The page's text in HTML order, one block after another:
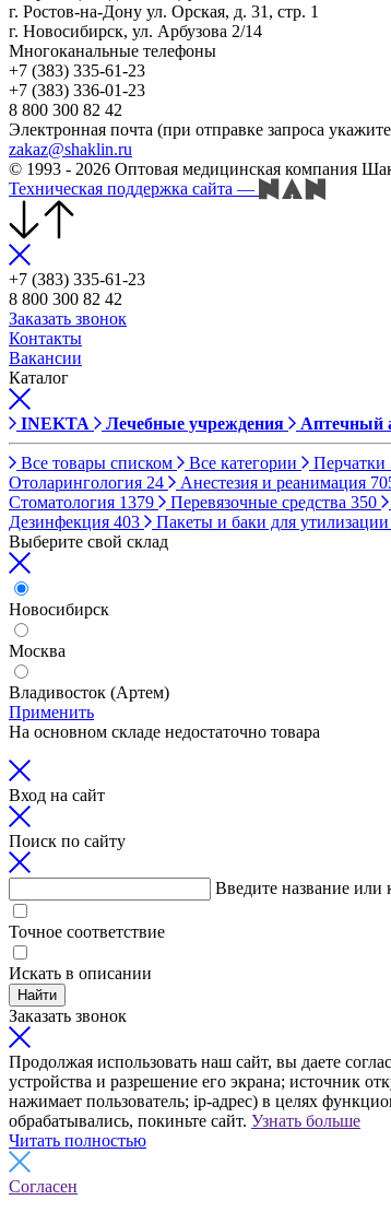
г. Ростов-на-Дону ул. Орская, д. 31, стр. 1
г. Новосибирск, ул. Арбузова 2/14
Многоканальные телефоны
+7 (383) 335-61-23
+7 (383) 336-01-23
8 800 300 82 42
Электронная почта (при отправке запроса
zakaz@shaklin.ru
© 1993 - 2026 Оптовая медицинская компания
Техническая поддержка сайта —
+7 (383) 335-61-23
8 800 300 82 42
Заказать звонок
Контакты
Вакансии
Каталог
INEKTA Лечебные учреждения Аптечный
Все товары списком Все категории Перчатки
Отоларингология 24 Анестезия и реанимация
Стоматология 1379 Перевязочные средства 350
Дезинфекция 403 Пакеты и баки для утилизации
Выберите свой склад
Новосибирск
Москва
Владивосток (Артем)
Применить
На основном складе недостаточно товара
Вход на сайт
Поиск по сайту
Введите название или
Точное соответствие
Искать в описании
Найти
Заказать звонок
Продолжая использовать наш сайт, вы даете
устройства и разрешение его экрана; источник
нажимает пользователь; ip-адрес) в целях
обрабатывались, покиньте сайт. Узнать больше
Читать полностью
Согласен